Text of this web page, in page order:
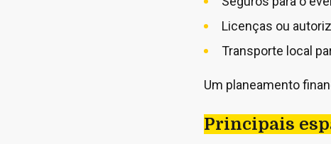
Licenças ou
Transporte local
Um planeamento
Principais